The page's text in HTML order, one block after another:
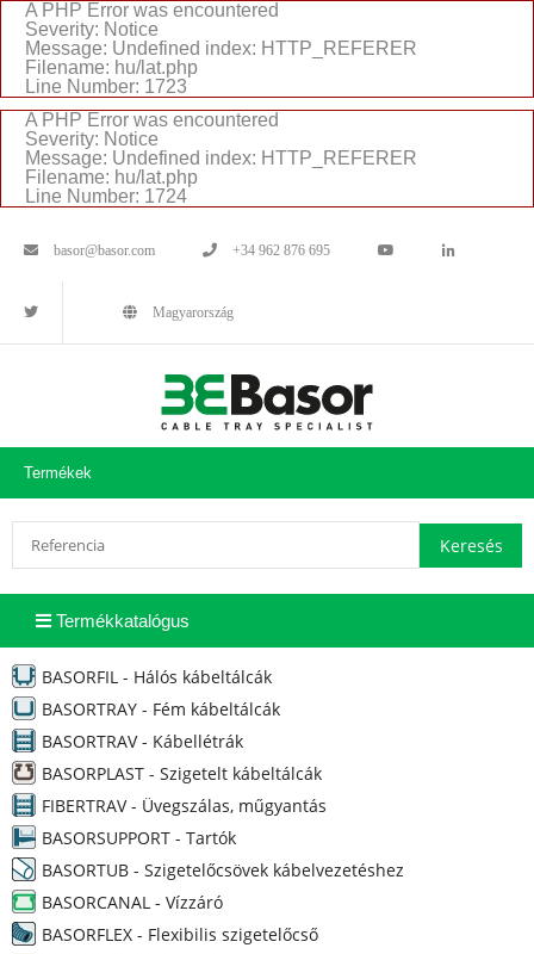
A PHP Error was encountered
Severity: Notice
Message: Undefined index: HTTP_REFERER
Filename: hu/lat.php
Line Number: 1723
A PHP Error was encountered
Severity: Notice
Message: Undefined index: HTTP_REFERER
Filename: hu/lat.php
Line Number: 1724
basor@basor.com +34 962 876 695
Magyarország
Termékek
Termékkatalógus
BASORFIL - Hálós kábeltálcák
BASORTRAY - Fém kábeltálcák
BASORTRAV - Kábellétrák
BASORPLAST - Szigetelt kábeltálcák
FIBERTRAV - Üvegszálas, műgyantás
BASORSUPPORT - Tartók
BASORTUB - Szigetelőcsövek kábelvezetéshez
BASORCANAL - Vízzáró
BASORFLEX - Flexibilis szigetelőcső